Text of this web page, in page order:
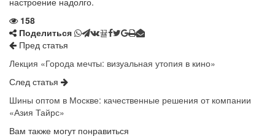
158
Поделиться
Пред статья
Лекция «Города мечты: визуальная утопия в кино»
След статья
Шины оптом в Москве: качественные решения от компании
«Азия Тайрс»
Вам также могут понравиться